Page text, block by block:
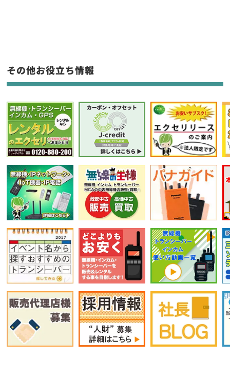
フリーワード入力(製品名等)
選択条件をリセット
その他お役立ち情報